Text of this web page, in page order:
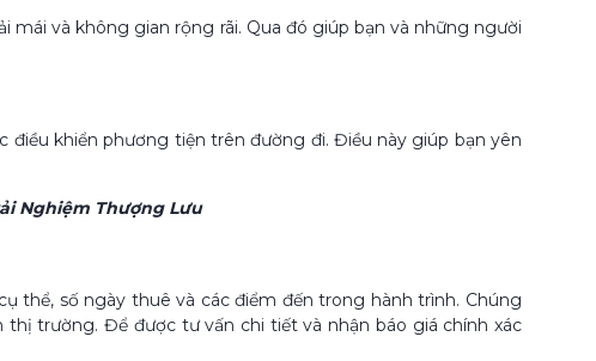
mái và không gian rộng rãi. Qua đó giúp bạn và những người
điều khiển phương tiện trên đường đi. Điều này giúp bạn yên
Nghiệm Thượng Lưu
thể, số ngày thuê và các điểm đến trong hành trình. Chúng
trường. Để được tư vấn chi tiết và nhận báo giá chính xác